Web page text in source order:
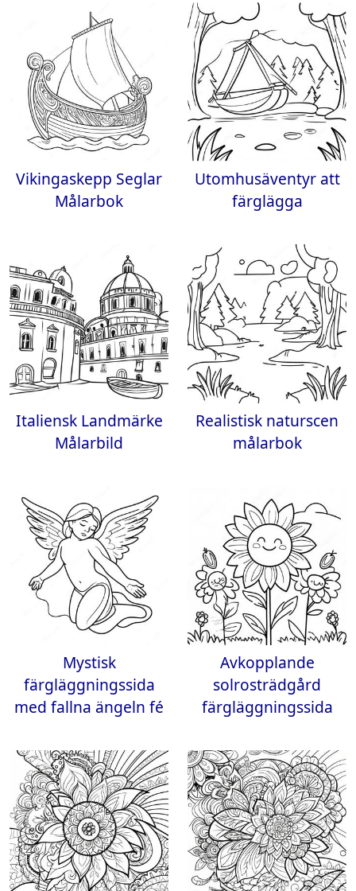
Vikingaskepp Seglar
Målarbok
Utomhusäventyr att
färglägga
Italiensk Landmärke
Målarbild
Realistisk naturscen
målarbok
Mystisk
färgläggningssida
med fallna ängeln fé
Avkopplande
solrosträdgård
färgläggningssida